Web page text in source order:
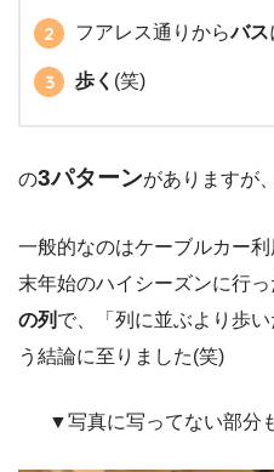
フアレス通りからバス
歩く (笑)
の3パターンがありますが
一般的なのはケーブルカー
末年始のハイシーズンに行
の列 で、「列に並ぶより歩
う結論に至りました(笑)
▼写真に写ってない部分